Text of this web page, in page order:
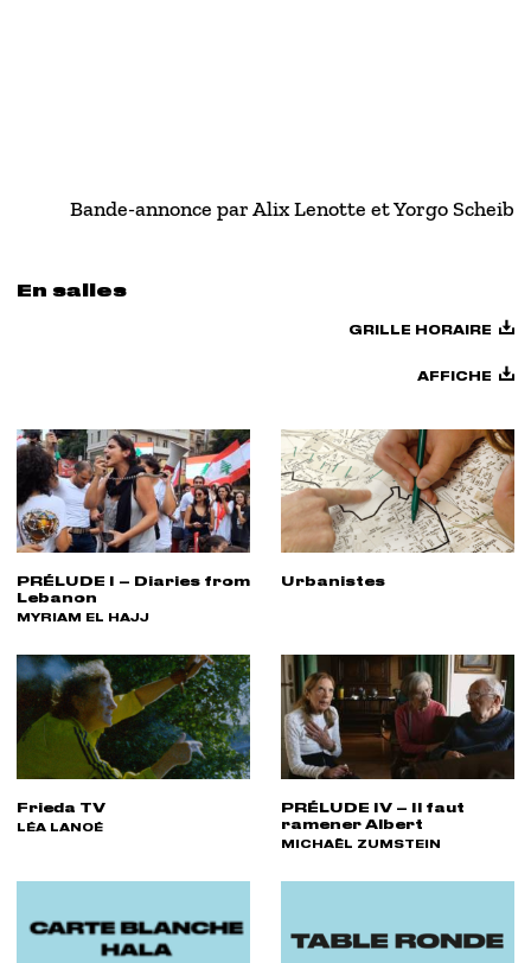
Bande-annonce par Alix Lenotte et Yorgo Scheib
En salles
GRILLE HORAIRE
AFFICHE
PRÉLUDE I – Diaries from
Lebanon
RÉALISATEUR(S) :
MYRIAM EL HAJJ
Urbanistes
Frieda TV
RÉALISATEUR(S) :
LÉA LANOÉ
PRÉLUDE IV – Il faut
ramener Albert
RÉALISATEUR(S) :
MICHAËL ZUMSTEIN